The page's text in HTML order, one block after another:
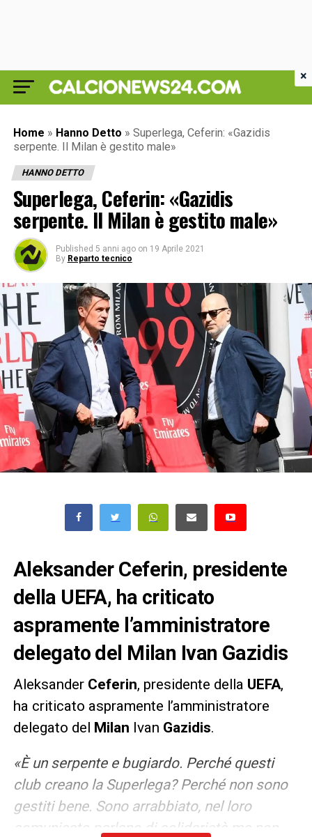
Home » Hanno Detto » Superlega, Ceferin: «Gazidis
serpente. Il Milan è gestito male»
HANNO DETTO
Superlega, Ceferin: «Gazidis
serpente. Il Milan è gestito male»
Published 5 anni ago on 19 Aprile 2021
By Reparto tecnico
Aleksander Ceferin, presidente
della UEFA, ha criticato
aspramente l’amministratore
delegato del Milan Ivan Gazidis
Aleksander Ceferin, presidente della UEFA,
ha criticato aspramente l’amministratore
delegato del Milan Ivan Gazidis.
«È un serpente e bugiardo. Perché questi
club creano la Superlega? Perché non sono
gestiti bene. Sono arrabbiato, nel loro
comunicato parlano di solidarietà ma non
×